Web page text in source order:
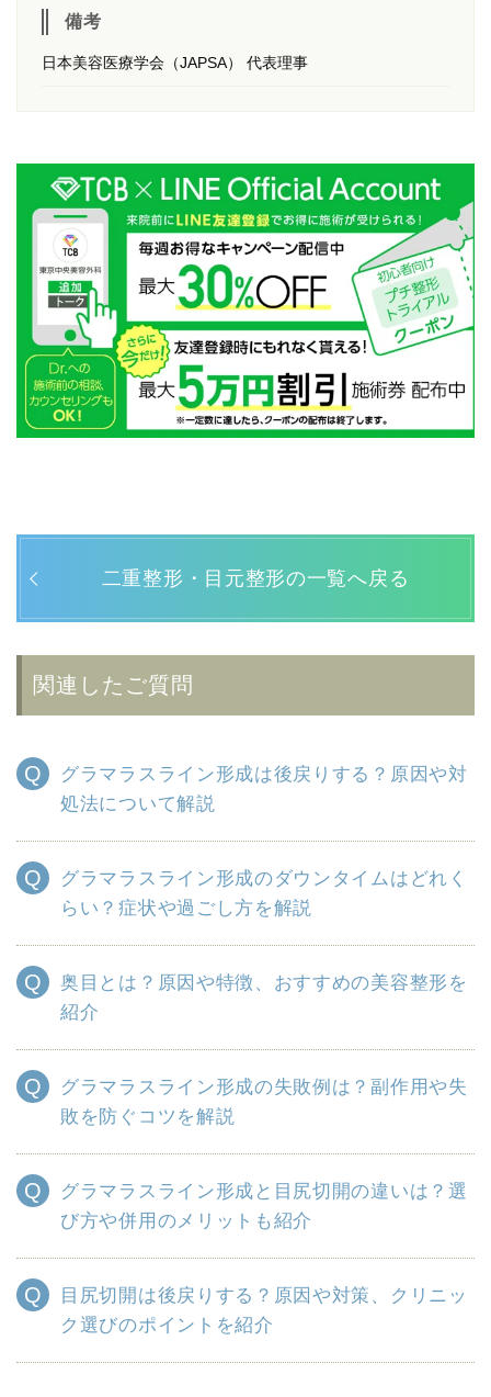
備考
日本美容医療学会（JAPSA） 代表理事
二重整形・目元整形の一覧へ戻る
関連したご質問
グラマラスライン形成は後戻りする？原因や対
処法について解説
グラマラスライン形成のダウンタイムはどれく
らい？症状や過ごし方を解説
奥目とは？原因や特徴、おすすめの美容整形を
紹介
グラマラスライン形成の失敗例は？副作用や失
敗を防ぐコツを解説
グラマラスライン形成と目尻切開の違いは？選
び方や併用のメリットも紹介
目尻切開は後戻りする？原因や対策、クリニッ
ク選びのポイントを紹介